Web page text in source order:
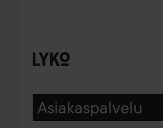
Asiakaspalvelu